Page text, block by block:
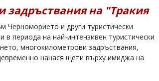
задръствания на "Тракия
Черноморието и други туристически
периода на най-интензивен туристически
многокилометрови задръствания,
нанася щети върху имиджа на